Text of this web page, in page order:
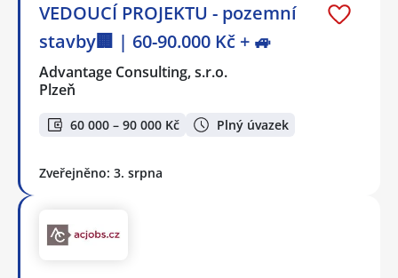
VEDOUCÍ PROJEKTU - pozemní
stavby🏢 | 60-90.000 Kč + 🚙
Advantage Consulting, s.r.o.
Plzeň
60 000 – 90 000 Kč Plný úvazek
Zveřejněno: 3. srpna